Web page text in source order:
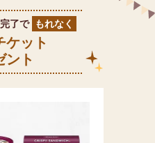
了で もれなく
ケット
ント